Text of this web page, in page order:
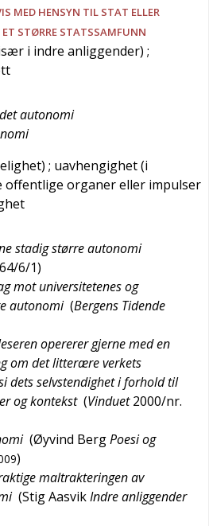
MED HENSYN TIL STAT ELLER
ET STØRRE STATSSAMFUNN
i indre anliggender) ;
autonomi
; uavhengighet (i
organer eller impulser
stadig større autonomi
6/1)
mot universitetenes og
autonomi (Bergens Tidende
opererer gjerne med en
om det litterære verkets
dets selvstendighet i forhold til
og kontekst (Vinduet 2000/nr.
(Øyvind BergPoesi og
)
maltrakteringen av
(Stig AasvikIndre anliggender